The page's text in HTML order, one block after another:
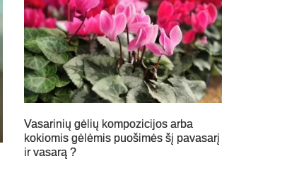
Vasarinių gėlių kompozicijos arba
kokiomis gėlėmis puošimės šį pavasarį
ir vasarą ?